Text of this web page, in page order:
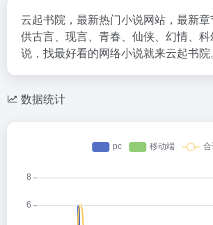
云起书院，最新热门小说网站，最新
供古言、现言、青春、仙侠、幻情、
说，找最好看的网络小说就来云起书院。
数据统计